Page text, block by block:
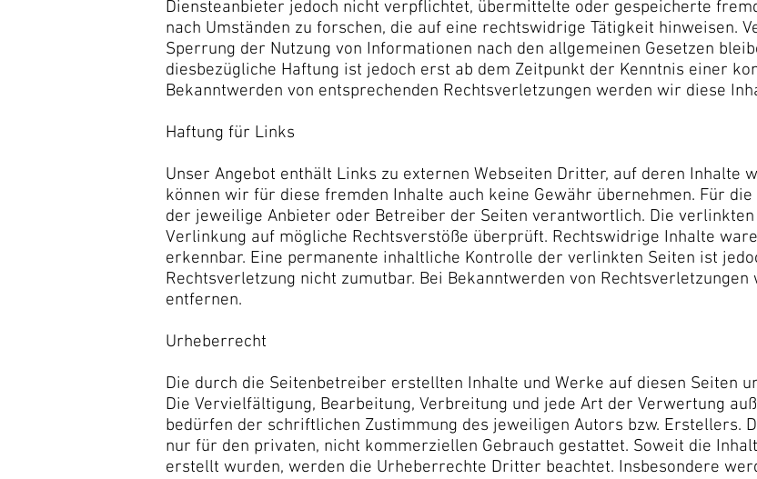
Diensteanbieter jedoch nicht verpflichtet, übermittelte oder gespeicherte
nach Umständen zu forschen, die auf eine rechtswidrige Tätigkeit hinweisen.
Sperrung der Nutzung von Informationen nach den allgemeinen Gesetzen
diesbezügliche Haftung ist jedoch erst ab dem Zeitpunkt der Kenntnis einer
Bekanntwerden von entsprechenden Rechtsverletzungen werden wir diese
Haftung für Links
Unser Angebot enthält Links zu externen Webseiten Dritter, auf deren Inhalte
können wir für diese fremden Inhalte auch keine Gewähr übernehmen. Für
der jeweilige Anbieter oder Betreiber der Seiten verantwortlich. Die
Verlinkung auf mögliche Rechtsverstöße überprüft. Rechtswidrige Inhalte
erkennbar. Eine permanente inhaltliche Kontrolle der verlinkten Seiten ist
Rechtsverletzung nicht zumutbar. Bei Bekanntwerden von
entfernen.
Urheberrecht
Die durch die Seitenbetreiber erstellten Inhalte und Werke auf diesen Seiten
Die Vervielfältigung, Bearbeitung, Verbreitung und jede Art der Verwertung
bedürfen der schriftlichen Zustimmung des jeweiligen Autors bzw. Erstellers.
nur für den privaten, nicht kommerziellen Gebrauch gestattet. Soweit die
erstellt wurden, werden die Urheberrechte Dritter beachtet. Insbesondere